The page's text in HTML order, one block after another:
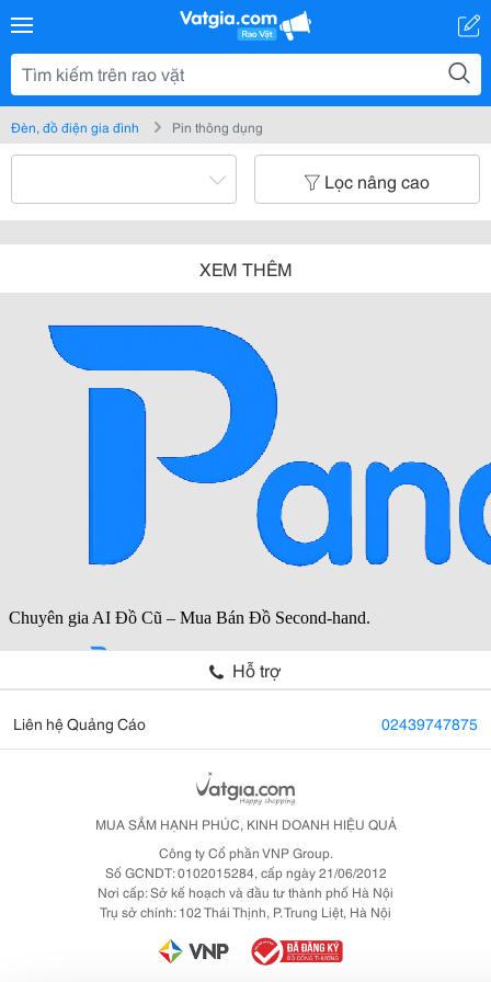
Đèn, đồ điện gia đình Pin thông dụng
Lọc nâng cao
XEM THÊM
Hỗ trợ
Liên hệ Quảng Cáo 02439747875
MUA SẮM HẠNH PHÚC, KINH DOANH HIỆU QUẢ
Công ty Cổ phần VNP Group.
Số GCNDT: 0102015284, cấp ngày 21/06/2012
Nơi cấp: Sở kế hoạch và đầu tư thành phố Hà Nội
Trụ sở chính: 102 Thái Thịnh, P. Trung Liệt, Hà Nội